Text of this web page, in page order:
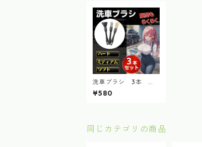
洗車ブラシ 3本 ク
リーニング 筆 バイク
ホイール ディテール
¥580
同じカテゴリの商品